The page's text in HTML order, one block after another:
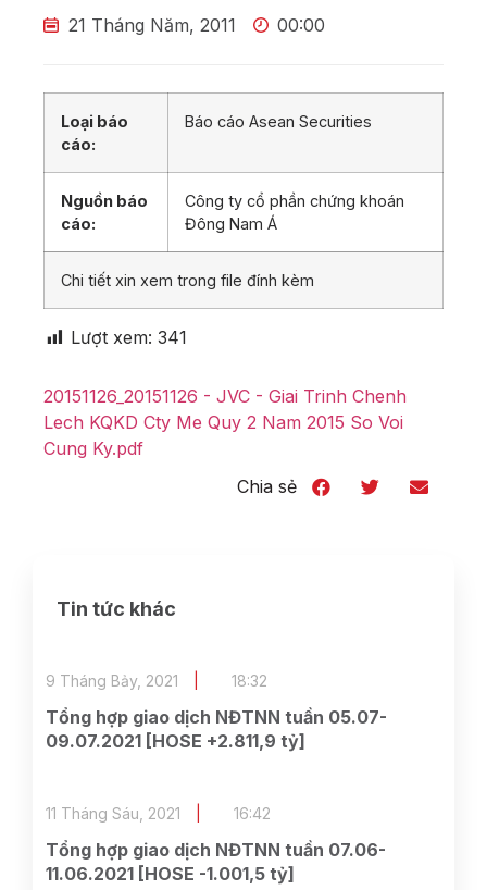
21 Tháng Năm, 2011 00:00
Loại báo
cáo:
Báo cáo Asean Securities
Nguồn báo
cáo:
Công ty cổ phần chứng khoán
Đông Nam Á
Chi tiết xin xem trong file đính kèm
Lượt xem: 341
20151126_20151126 - JVC - Giai Trinh Chenh
Lech KQKD Cty Me Quy 2 Nam 2015 So Voi
Cung Ky.pdf
Chia sẻ
Tin tức khác
Tổng hợp giao dịch NĐTNN tuần 05.07-
09.07.2021 [HOSE +2.811,9 tỷ]
9 Tháng Bảy, 2021 18:32
Tổng hợp giao dịch NĐTNN tuần 07.06-
11.06.2021 [HOSE -1.001,5 tỷ]
11 Tháng Sáu, 2021 16:42